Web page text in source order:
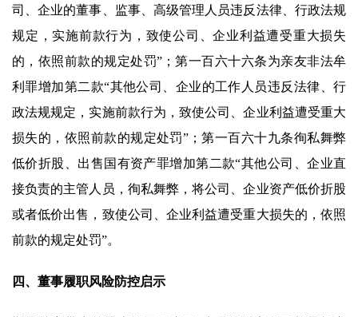
司、企业的董事、监事、高级管理人员违反法律、行政法规
规定，实施前款行为，致使公司、企业利益遭受重大损失
的，依照前款的规定处罚”；第一百六十六条为亲友非法牟
利罪增加第二款“其他公司、企业的工作人员违反法律、行
政法规规定，实施前款行为，致使公司、企业利益遭受重大
损失的，依照前款的规定处罚”；第一百六十九条徇私舞弊
低价折股、出售国有资产罪增加第二款“其他公司、企业直
接负责的主管人员，徇私舞弊，将公司、企业资产低价折股
或者低价出售，致使公司、企业利益遭受重大损失的，依照
前款的规定处罚”。
四、董事履职风险防控启示